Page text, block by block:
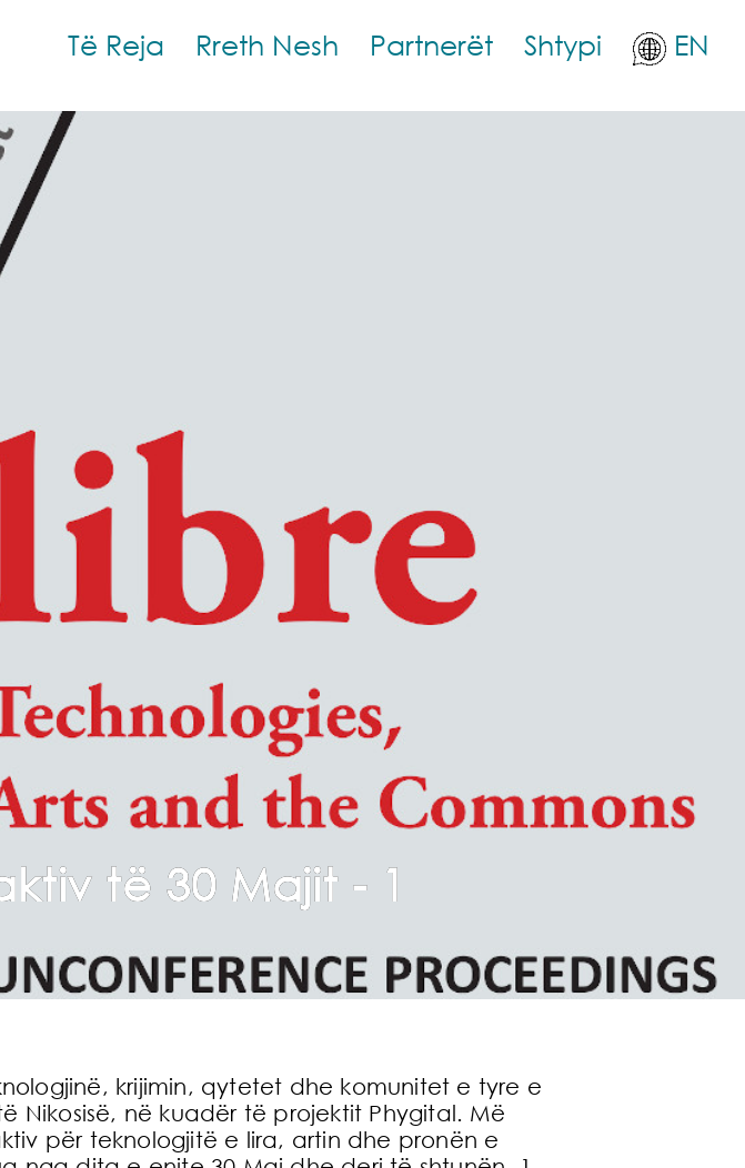
Të Reja Rreth Nesh Partnerët Shtypi EN
të 30 Majit - 1
krijimin, qytetet dhe komunitet e tyre e
Nikosisë, në kuadër të projektit Phygital. Më
për teknologjitë e lira, artin dhe pronën e